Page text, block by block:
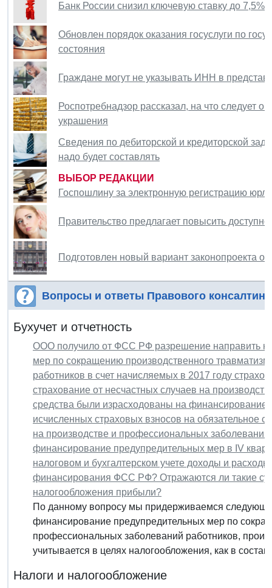
Банк России снизил ключевую ставку до 7,5%
Обновлен порядок оказания госуслуги по
состояния
Граждане могут не указывать ИНН в
Роспотребнадзор рассказал, на что следует
украшения
Сведения по дебиторской и кредиторской
надо будет составлять
ВЫБОР РЕДАКЦИИ
Госпошлину за электронную регистрацию
Правительство предлагает повысить
Подготовлен новый вариант законопроекта
Вопросы и ответы Правового
Бухучет и отчетность
ООО получило от ФСС РФ разрешение направить
мер по сокращению производственного
работников в счет начисляемых в 2017 году
страхование от несчастных случаев на
средства были израсходованы на финансирование
исчисленных страховых взносов на обязательное
на производстве и профессиональных
финансирование предупредительных мер в IV
налоговом и бухгалтерском учете доходы и
финансирования ФСС РФ? Отражаются ли такие
налогообложения прибыли?
По данному вопросу мы придерживаемся
финансирование предупредительных мер по
профессиональных заболеваний работников,
учитывается в целях налогообложения, как в
Налоги и налогообложение